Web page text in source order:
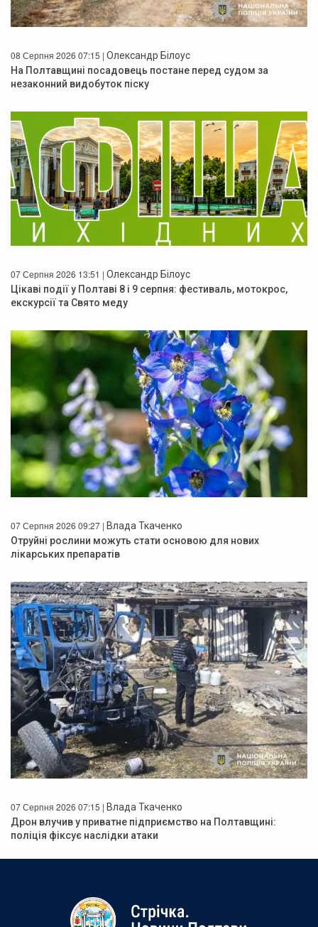
08 Серпня 2026 07:15 | Олександр Білоус
На Полтавщині посадовець постане перед судом за
незаконний видобуток піску
07 Серпня 2026 13:51 | Олександр Білоус
Цікаві події у Полтаві 8 і 9 серпня: фестиваль, мотокрос,
екскурсії та Свято меду
07 Серпня 2026 09:27 | Влада Ткаченко
Отруйні рослини можуть стати основою для нових
лікарських препаратів
07 Серпня 2026 07:15 | Влада Ткаченко
Дрон влучив у приватне підприємство на Полтавщині:
поліція фіксує наслідки атаки